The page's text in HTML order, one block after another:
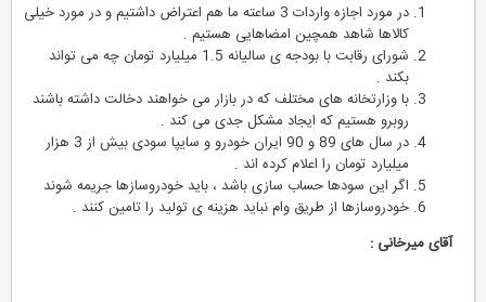
در مورد اجازه واردات 3 ساعته ما هم اعتراض داشتیم و در مورد خیلی
کالاها شاهد همچین امضاهایی هستیم .
شورای رقابت با بودجه ی سالیانه 1.5 میلیارد تومان چه می تواند
بکند .
با وزارتخانه های مختلف که در بازار می خواهند دخالت داشته باشند
روبرو هستیم که ایجاد مشکل جدی می کند .
در سال های 89 و 90 ایران خودرو و سایپا سودی بیش از 3 هزار
میلیارد تومان را اعلام کرده اند .
اگر این سودها حساب سازی باشد ، باید خودروسازها جریمه شوند
خودروسازها از طریق وام نباید هزینه ی تولید را تامین کنند .
آقای میرخانی :